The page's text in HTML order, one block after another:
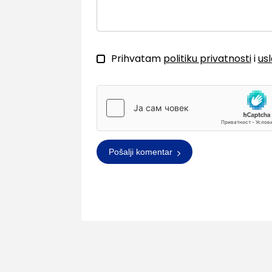
Prihvatam politiku privatnostii
Pošalji komentar